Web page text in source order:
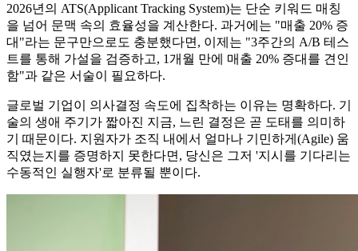
2026년의 ATS(Applicant Tracking System)는 단순 키워드 매칭
을 넘어 문맥 속의 효율성을 계산한다. 과거에는 "매출 20% 증
대"라는 문구만으로도 충분했다면, 이제는 "3주간의 A/B 테스
트를 통해 가설을 검증하고, 1개월 만에 매출 20% 증대를 견인
함"과 같은 서술이 필요하다.
글로벌 기업이 의사결정 속도에 집착하는 이유는 명확하다. 기
술의 생애 주기가 짧아진 지금, 느린 결정은 곧 도태를 의미하
기 때문이다. 지원자가 조직 내에서 얼마나 기민하게(Agile) 움
직였는지를 증명하지 못한다면, 당신은 그저 '지시를 기다리는
수동적인 실행자'로 분류될 뿐이다.